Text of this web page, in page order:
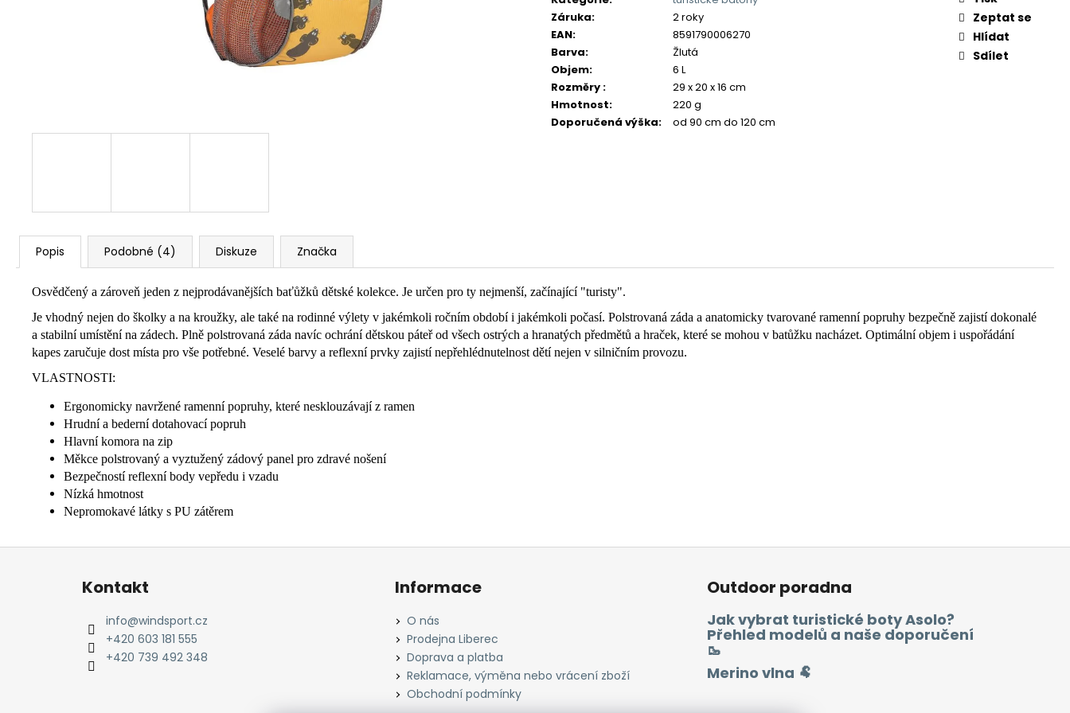
Záruka:
2 roky
EAN:
8591790006270
Barva:
Žlutá
Objem:
6 L
Rozměry :
29 x 20 x 16 cm
Hmotnost:
220 g
Doporučená výška: od 90 cm do 120 cm
Zeptat se
Hlídat
Sdílet
Popis Podobné (4) Diskuze Značka
Osvědčený a zároveň jeden z nejprodávanějších baťůžků dětské kolekce. Je určen pro ty nejmenší, začínající "turisty".
Je vhodný nejen do školky a na kroužky, ale také na rodinné výlety v jakémkoli ročním období i jakémkoli počasí. Polstrovaná záda a anatomicky tvarované ramenní popruhy bezpečně zajistí dokonalé
a stabilní umístění na zádech. Plně polstrovaná záda navíc ochrání dětskou páteř od všech ostrých a hranatých předmětů a hraček, které se mohou v batůžku nacházet. Optimální objem i uspořádání
kapes zaručuje dost místa pro vše potřebné. Veselé barvy a reflexní prvky zajistí nepřehlédnutelnost dětí nejen v silničním provozu.
VLASTNOSTI:
Ergonomicky navržené ramenní popruhy, které nesklouzávají z ramen
Hrudní a bederní dotahovací popruh
Hlavní komora na zip
Měkce polstrovaný a vyztužený zádový panel pro zdravé nošení
Bezpečností reflexní body vepředu i vzadu
Nízká hmotnost
Nepromokavé látky s PU zátěrem
Z
Kontakt
info@windsport.cz
+420 603 181 555
+420 739 492 348
Informace
O nás
Prodejna Liberec
Doprava a platba
Reklamace, výměna nebo vrácení zboží
Obchodní podmínky
Outdoor poradna
Jak vybrat turistické boty Asolo?
Přehled modelů a naše doporučení
🥾
Merino vlna 🐏